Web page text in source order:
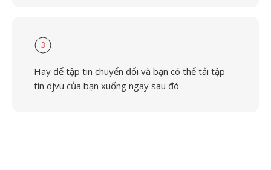
3
Hãy để tập tin chuyển đổi và bạn có thể tải tập
tin djvu của bạn xuống ngay sau đó